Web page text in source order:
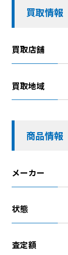
買取情報
買取店舗
買取地域
商品情報
メーカー
状態
査定額